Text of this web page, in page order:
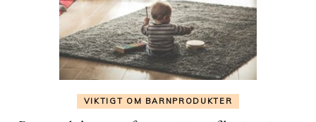
VIKTIGT OM BARNPRODUKTER